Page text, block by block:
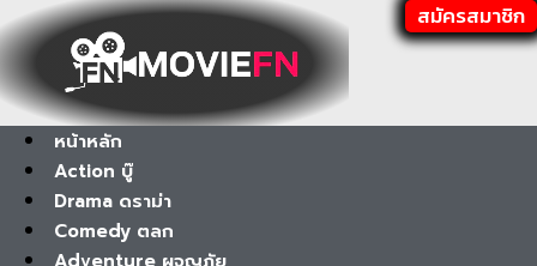
สมัครสมาชิก
หน้าหลัก
Action บู๊
Drama ดราม่า
Comedy ตลก